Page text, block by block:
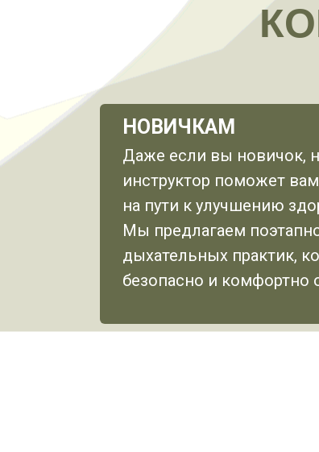
Даже если вы новичок,
инструктор поможет
на пути к улучшению
Мы предлагаем
дыхательных практик,
безопасно и комфортно
НОВИЧКАМ